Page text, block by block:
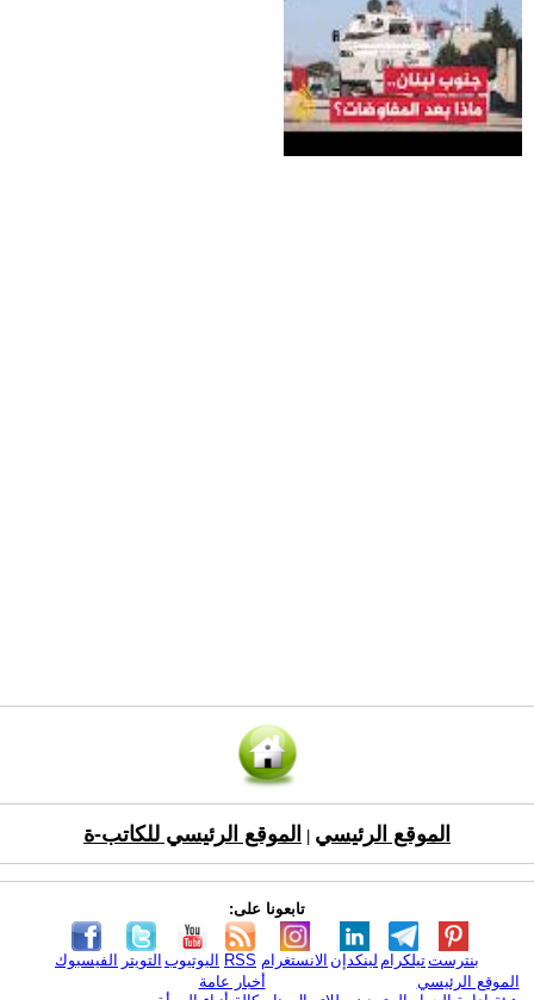
الموقع الرئيسي الموقع الرئيسي للكاتب-ة
تابعونا على:
الفيسبوك التويتر اليوتيوب RSS الانستغرام لينكدإن تيلكرامبنترست
الموقع الرئيسي
أخبار عامة